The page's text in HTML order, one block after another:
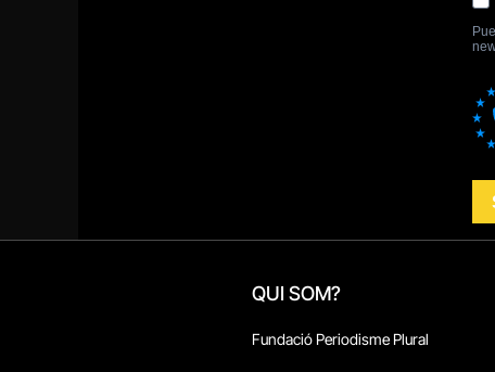
QUI SOM?
Fundació Periodisme Plural